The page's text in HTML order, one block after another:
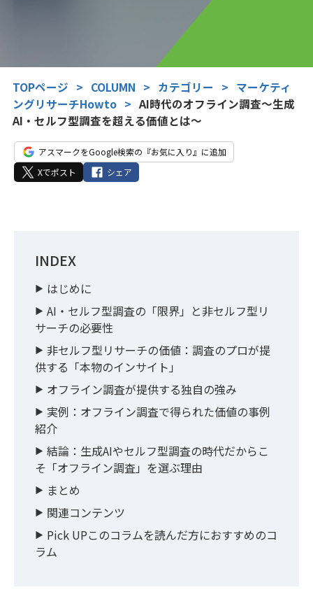
TOPページ > COLUMN > カテゴリー > マーケティ
ングリサーチHowto > AI時代のオフライン調査～生成
AI・セルフ型調査を超える価値とは～
アスマークをGoogle検索の『お気に入り』に追加
Xでポスト
シェア
INDEX
はじめに
AI・セルフ型調査の「限界」と非セルフ型リ
サーチの必要性
非セルフ型リサーチの価値：調査のプロが提
供する「本物のインサイト」
オフライン調査が提供する独自の強み
実例：オフライン調査で得られた価値の事例
紹介
結論：生成AIやセルフ型調査の時代だからこ
そ「オフライン調査」を選ぶ理由
まとめ
関連コンテンツ
Pick UPこのコラムを読んだ方におすすめのコ
ラム